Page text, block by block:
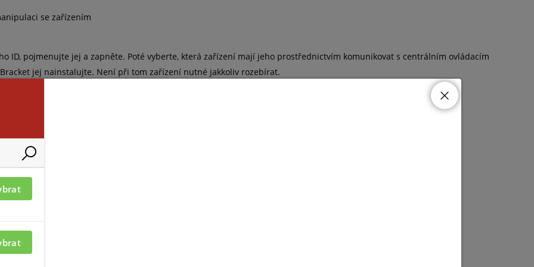
se zařízením
ID, pojmenujte jej a zapněte. Poté vyberte, která zařízení mají jeho prostřednictvím komunikovat s centrálním ovládacím
jej nainstalujte. Není při tom zařízení nutné jakkoliv rozebírat.
Hub / Hub 2 - až do 99; Hub Plus - až do 149; Hub 2 Plus - až do 199
2 Plus - 5